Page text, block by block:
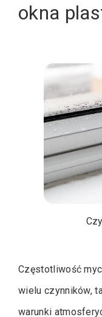
okna
Częstotliwość
wielu czynników,
warunki